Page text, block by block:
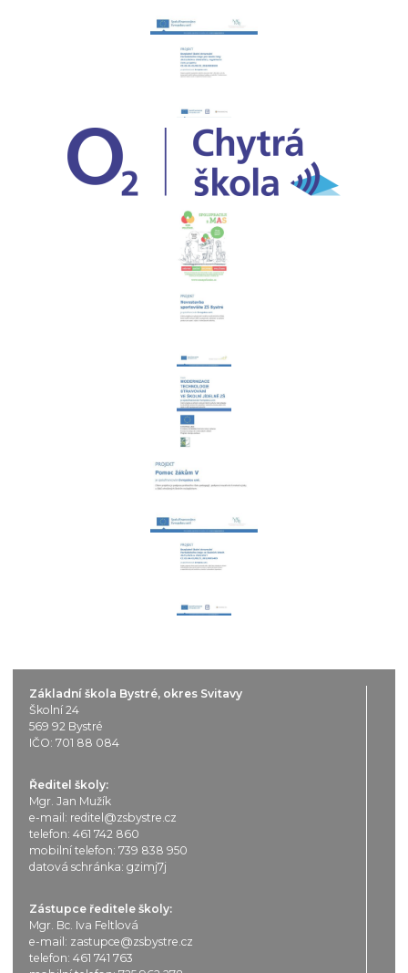
Základní škola Bystré, okres Svitavy
Školní 24
569 92 Bystré
IČO: 701 88 084
Ředitel školy:
Mgr. Jan Mužík
e-mail: reditel@zsbystre.cz
telefon: 461 742 860
mobilní telefon: 739 838 950
datová schránka: gzimj7j
Zástupce ředitele školy:
Mgr. Bc. Iva Feltlová
e-mail: zastupce@zsbystre.cz
telefon: 461 741 763